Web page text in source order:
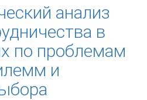
анализ
в
по проблемам
и